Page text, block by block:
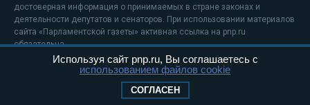
достоверная информация о принимаемых в стране законах и
деятельности депутатов и сенаторов. При использовании материалов
сайта «Парламентской газеты» активная ссылка на pnp.ru
обязательна.
На информационном ресурсе применяютсярекомендательные
Положение о защите персональных данных
Используя сайт pnp.ru, Вы соглашаетесь с
использованием файлов cookie
СОГЛАСЕН